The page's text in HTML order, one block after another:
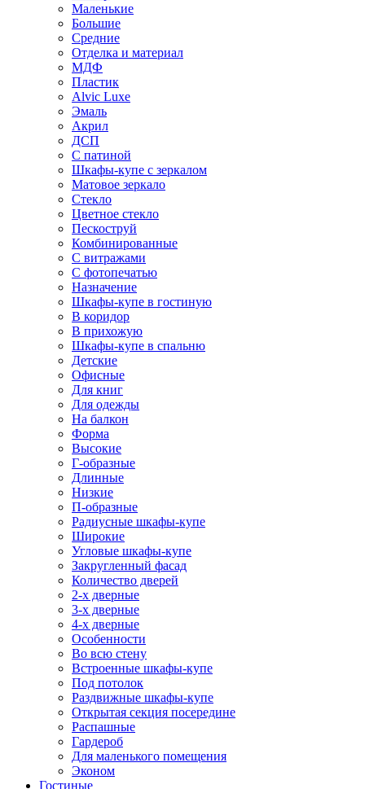
Маленькие
Большие
Средние
Отделка и материал
МДФ
Пластик
Alvic Luxe
Эмаль
Акрил
ДСП
С патиной
Шкафы-купе с зеркалом
Матовое зеркало
Стекло
Цветное стекло
Пескоструй
Комбинированные
С витражами
С фотопечатью
Назначение
Шкафы-купе в гостиную
В коридор
В прихожую
Шкафы-купе в спальню
Детские
Офисные
Для книг
Для одежды
На балкон
Форма
Высокие
Г-образные
Длинные
Низкие
П-образные
Радиусные шкафы-купе
Широкие
Угловые шкафы-купе
Закругленный фасад
Количество дверей
2-х дверные
3-х дверные
4-х дверные
Особенности
Во всю стену
Встроенные шкафы-купе
Под потолок
Раздвижные шкафы-купе
Открытая секция посередине
Распашные
Гардероб
Для маленького помещения
Эконом
Гостиные